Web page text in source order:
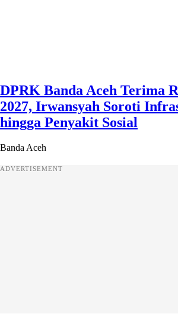
DPRK Banda Aceh Terima
2027, Irwansyah Soroti
hingga Penyakit Sosial
Banda Aceh
ADVERTISEMENT